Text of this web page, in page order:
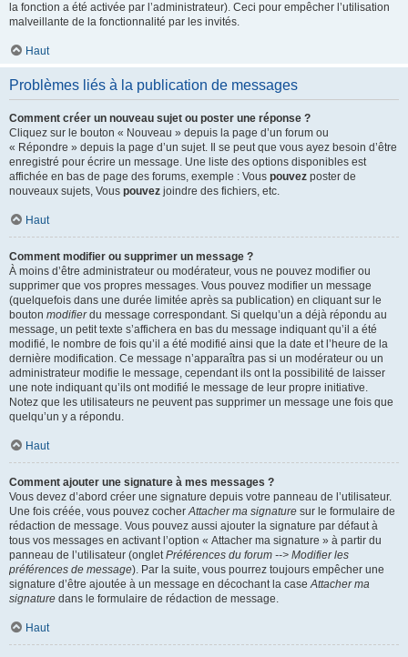
la fonction a été activée par l’administrateur). Ceci pour empêcher l’utilisation
malveillante de la fonctionnalité par les invités.
Haut
Problèmes liés à la publication de messages
Comment créer un nouveau sujet ou poster une réponse ?
Cliquez sur le bouton « Nouveau » depuis la page d’un forum ou
« Répondre » depuis la page d’un sujet. Il se peut que vous ayez besoin d’être
enregistré pour écrire un message. Une liste des options disponibles est
affichée en bas de page des forums, exemple : Vous pouvez poster de
nouveaux sujets, Vous pouvez joindre des fichiers, etc.
Haut
Comment modifier ou supprimer un message ?
À moins d’être administrateur ou modérateur, vous ne pouvez modifier ou
supprimer que vos propres messages. Vous pouvez modifier un message
(quelquefois dans une durée limitée après sa publication) en cliquant sur le
bouton modifierdu message correspondant. Si quelqu’un a déjà répondu au
message, un petit texte s’affichera en bas du message indiquant qu’il a été
modifié, le nombre de fois qu’il a été modifié ainsi que la date et l’heure de la
dernière modification. Ce message n’apparaîtra pas si un modérateur ou un
administrateur modifie le message, cependant ils ont la possibilité de laisser
une note indiquant qu’ils ont modifié le message de leur propre initiative.
Notez que les utilisateurs ne peuvent pas supprimer un message une fois que
quelqu’un y a répondu.
Haut
Comment ajouter une signature à mes messages ?
Vous devez d’abord créer une signature depuis votre panneau de l’utilisateur.
Une fois créée, vous pouvez cocherAttacher ma signature sur le formulaire de
rédaction de message. Vous pouvez aussi ajouter la signature par défaut à
tous vos messages en activant l’option « Attacher ma signature » à partir du
panneau de l’utilisateur (ongletPréférences du forum --> Modifier les
préférences de message). Par la suite, vous pourrez toujours empêcher une
signature d’être ajoutée à un message en décochant la caseAttacher ma
signature dans le formulaire de rédaction de message.
Haut